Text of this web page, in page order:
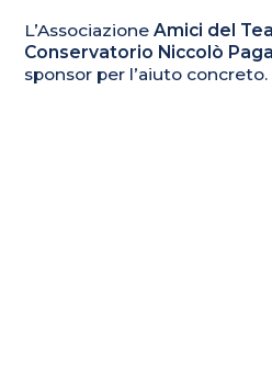
L’AssociazioneAmici del
Conservatorio Niccolò
sponsor per l’aiuto concreto.